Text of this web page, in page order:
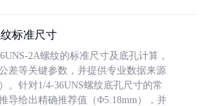
标准尺寸
2A螺纹的标准尺寸及底孔计算，
差等关键参数，并提供专业数据来源
。针对1/4-36UNS螺纹底孔尺寸的常
导给出精确推荐值（Φ5.18mm），并